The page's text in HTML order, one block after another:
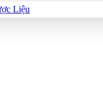
Liệu